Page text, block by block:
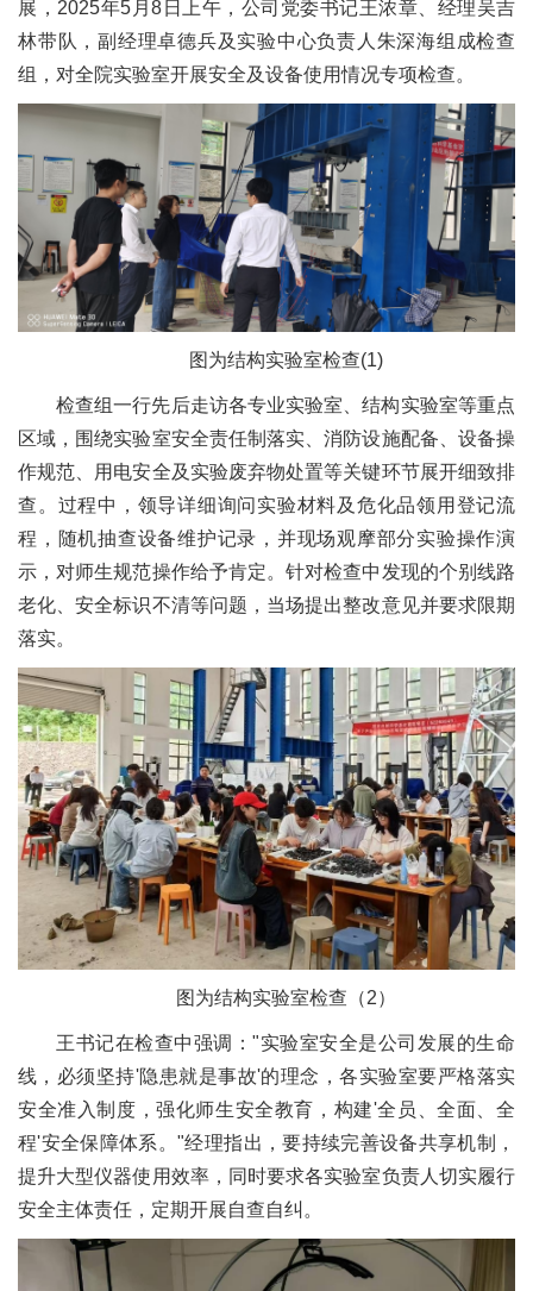
展，2025年5月8日上午，公司党委书记王浓章、经理吴吉
林带队，副经理卓德兵及实验中心负责人朱深海组成检查
组，对全院实验室开展安全及设备使用情况专项检查。
图为结构实验室检查(1)
检查组一行先后走访各专业实验室、结构实验室等重点
区域，围绕实验室安全责任制落实、消防设施配备、设备操
作规范、用电安全及实验废弃物处置等关键环节展开细致排
查。过程中，领导详细询问实验材料及危化品领用登记流
程，随机抽查设备维护记录，并现场观摩部分实验操作演
示，对师生规范操作给予肯定。针对检查中发现的个别线路
老化、安全标识不清等问题，当场提出整改意见并要求限期
落实。
图为结构实验室检查（2）
王书记在检查中强调："实验室安全是公司发展的生命
线，必须坚持'隐患就是事故'的理念，各实验室要严格落实
安全准入制度，强化师生安全教育，构建'全员、全面、全
程'安全保障体系。"经理指出，要持续完善设备共享机制，
提升大型仪器使用效率，同时要求各实验室负责人切实履行
安全主体责任，定期开展自查自纠。